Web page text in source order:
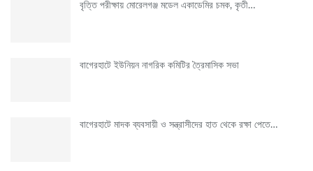
বৃত্তি পরীক্ষায় মোরেলগঞ্জ মডেল একাডেমির চমক, কৃতী…
বাগেরহাটে ইউনিয়ন নাগরিক কমিটির ত্রৈমাসিক সভা
বাগেরহাটে মাদক ব্যবসায়ী ও সন্ত্রাসীদের হাত থেকে রক্ষা পেতে…